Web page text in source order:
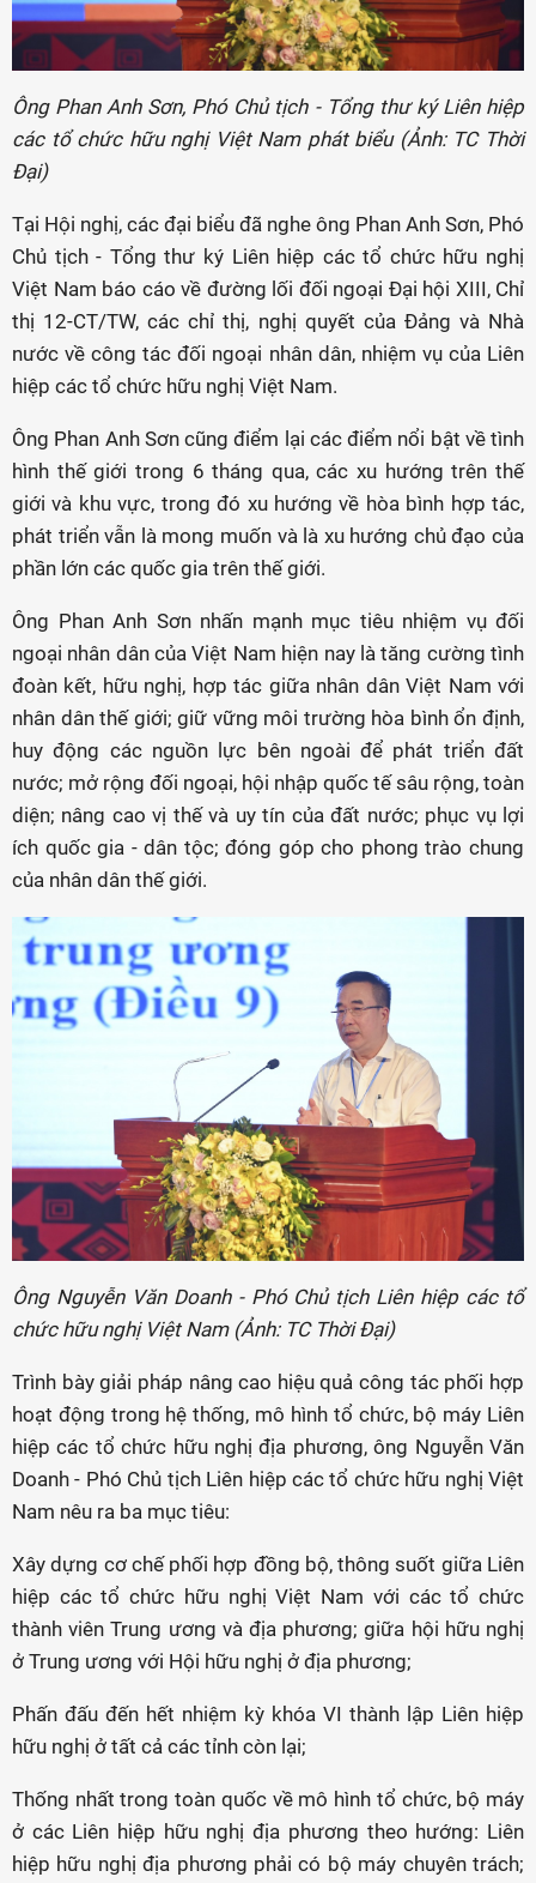
Ông Phan Anh Sơn, Phó Chủ tịch - Tổng thư ký Liên hiệp
các tổ chức hữu nghị Việt Nam phát biểu (Ảnh: TC Thời
Đại)
Tại Hội nghị, các đại biểu đã nghe ông Phan Anh Sơn, Phó
Chủ tịch - Tổng thư ký Liên hiệp các tổ chức hữu nghị
Việt Nam báo cáo về đường lối đối ngoại Đại hội XIII, Chỉ
thị 12-CT/TW, các chỉ thị, nghị quyết của Đảng và Nhà
nước về công tác đối ngoại nhân dân, nhiệm vụ của Liên
hiệp các tổ chức hữu nghị Việt Nam.
Ông Phan Anh Sơn cũng điểm lại các điểm nổi bật về tình
hình thế giới trong 6 tháng qua, các xu hướng trên thế
giới và khu vực, trong đó xu hướng về hòa bình hợp tác,
phát triển vẫn là mong muốn và là xu hướng chủ đạo của
phần lớn các quốc gia trên thế giới.
Ông Phan Anh Sơn nhấn mạnh mục tiêu nhiệm vụ đối
ngoại nhân dân của Việt Nam hiện nay là tăng cường tình
đoàn kết, hữu nghị, hợp tác giữa nhân dân Việt Nam với
nhân dân thế giới; giữ vững môi trường hòa bình ổn định,
huy động các nguồn lực bên ngoài để phát triển đất
nước; mở rộng đối ngoại, hội nhập quốc tế sâu rộng, toàn
diện; nâng cao vị thế và uy tín của đất nước; phục vụ lợi
ích quốc gia - dân tộc; đóng góp cho phong trào chung
của nhân dân thế giới.
Ông Nguyễn Văn Doanh - Phó Chủ tịch Liên hiệp các tổ
chức hữu nghị Việt Nam (Ảnh: TC Thời Đại)
Trình bày giải pháp nâng cao hiệu quả công tác phối hợp
hoạt động trong hệ thống, mô hình tổ chức, bộ máy Liên
hiệp các tổ chức hữu nghị địa phương, ông Nguyễn Văn
Doanh - Phó Chủ tịch Liên hiệp các tổ chức hữu nghị Việt
Nam nêu ra ba mục tiêu:
Xây dựng cơ chế phối hợp đồng bộ, thông suốt giữa Liên
hiệp các tổ chức hữu nghị Việt Nam với các tổ chức
thành viên Trung ương và địa phương; giữa hội hữu nghị
ở Trung ương với Hội hữu nghị ở địa phương;
Phấn đấu đến hết nhiệm kỳ khóa VI thành lập Liên hiệp
hữu nghị ở tất cả các tỉnh còn lại;
Thống nhất trong toàn quốc về mô hình tổ chức, bộ máy
ở các Liên hiệp hữu nghị địa phương theo hướng: Liên
hiệp hữu nghị địa phương phải có bộ máy chuyên trách;